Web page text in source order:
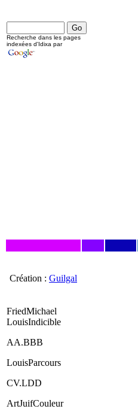
Recherche dans les pages
indexées d'Idixa par
Création : Guilgal
FriedMichael
LouisIndicible
AA.BBB
LouisParcours
CV.LDD
ArtJuifCouleur